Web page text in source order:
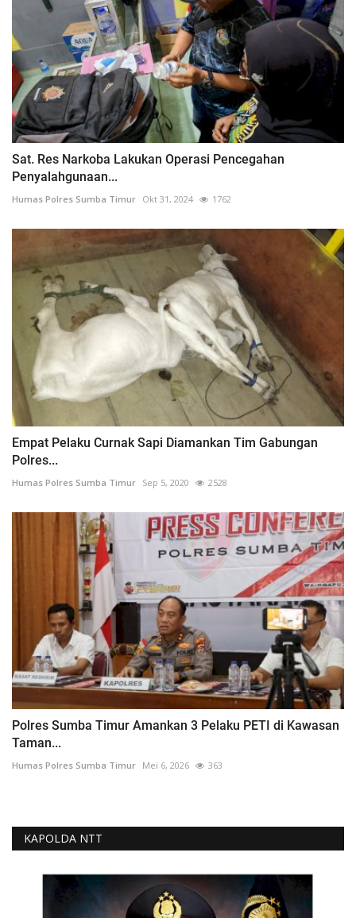
Sat. Res Narkoba Lakukan Operasi Pencegahan
Penyalahgunaan...
Humas Polres Sumba Timur Okt 31, 2024 1762
Empat Pelaku Curnak Sapi Diamankan Tim Gabungan
Polres...
Humas Polres Sumba Timur Sep 5, 2020 2528
Polres Sumba Timur Amankan 3 Pelaku PETI di Kawasan
Taman...
Humas Polres Sumba Timur Mei 6, 2026 363
KAPOLDA NTT